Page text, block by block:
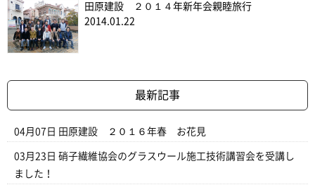
田原建設 ２０１４年新年会親睦旅行
2014.01.22
最新記事
04月07日 田原建設 ２０１６年春 お花見
03月23日 硝子繊維協会のグラスウール施工技術講習会を受講し
ました！